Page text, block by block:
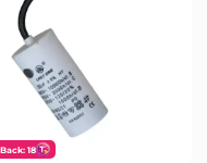
18